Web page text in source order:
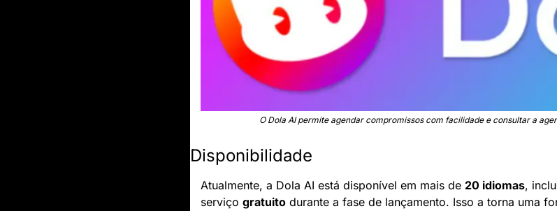
O Dola AI permite agendar compromissos com facilidade e consultar a
Disponibilidade
Atualmente, a Dola AI está disponível em mais de 20 idiomas,
serviço gratuito